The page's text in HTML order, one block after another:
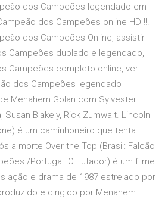
dos Campeões legendado em
dos Campeões online HD !!!
dos Campeões Online, assistir
Campeões dublado e legendado,
Campeões completo online, ver
dos Campeões legendado
Menahem Golan com Sylvester
Susan Blakely, Rick Zumwalt. Lincoln
é um caminhoneiro que tenta
a morte Over the Top (Brasil: Falcão
/Portugal: O Lutador) é um filme
ação e drama de 1987 estrelado por
e dirigido por Menahem